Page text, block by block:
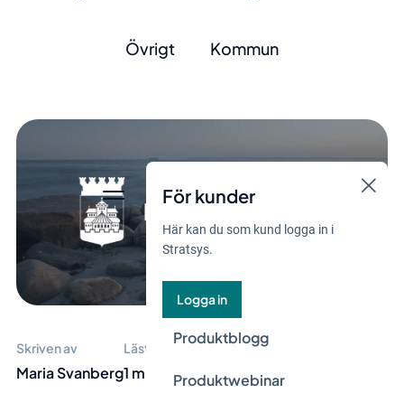
För kunder
Här kan du som kund logga in i
Stratsys.
Logga in
Produktblogg
Produktwebinar
Övrigt Kommun
Skriven av
Maria Svanberg
Lästid
1 min